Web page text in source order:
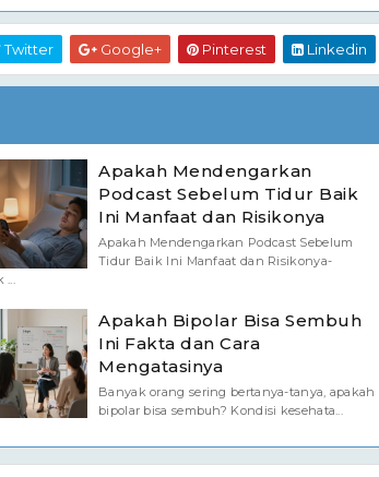
Twitter Google+ Pinterest Linkedin
Apakah Mendengarkan
Podcast Sebelum Tidur Baik
Ini Manfaat dan Risikonya
Apakah Mendengarkan Podcast Sebelum
Tidur Baik Ini Manfaat dan Risikonya-
Apakah Bipolar Bisa Sembuh
Ini Fakta dan Cara
Mengatasinya
Banyak orang sering bertanya-tanya, apakah
bipolar bisa sembuh? Kondisi kesehata...